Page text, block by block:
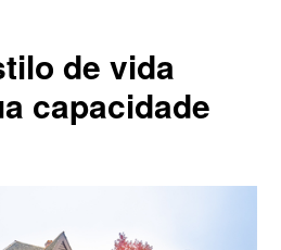
de vida
capacidade